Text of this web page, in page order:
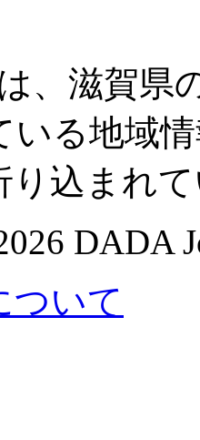
、滋賀県
いる地域
り込まれ
DADA
ついて